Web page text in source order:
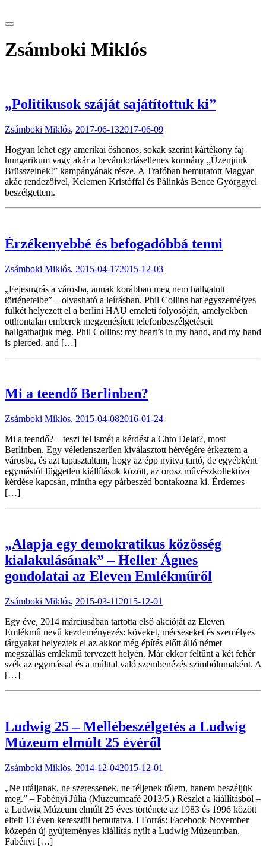
Zsámboki Miklós
„Politikusok száját sajátítottuk ki”
Zsámboki Miklós, 2017-06-132017-06-09
Hogyan lehet egy amerikai őshonos, sokak szerint kártékony faj
hungarikum vagy akár a bevándorlásellenes kormány „Üzenjünk
Brüsszelnek!” kampányának része. A Trafóban bemutatott Magyar
akác rendezőivel, Kelemen Kristóffal és Pálinkás Bence Györggyel
beszélgettem.
Érzékenyebbé és befogadóbbá tenni
Zsámboki Miklós, 2015-04-172015-12-03
„Fejesugrás a városba, annak korábban meg nem hallgatott
történeteibe” – olvasható a leírásban. Phil Collins hat egyszemélyes
fülkét helyezett el a berlini HAU emeleti folyosóján, amelyekben
otthontalan emberek megzenésített telefonbeszélgetéseit
hallgathatjuk meg. Phil Collins: my heart’s in my hand, and my hand
is pierced, and […]
Mi a teendő Berlinben?
Zsámboki Miklós, 2015-04-082016-01-24
Mi a teendő? – teszi fel ismét a kérdést a Chto Delat?, most
Berlinben. Egy véletlenszerűen kiválasztott hétvégére érkeztem a
városba, és azt tapasztaltam, hogy az épp nyitva tartó, de egyébként
egymástól független kiállítások között, az orosz művészkollektíva
kérdése kapcsán, mintha egy párbeszéd bontakozna ki. Érdemes
[…]
„Alapja egy demokratikus közösség
kialakulásának” – Heller Ágnes
gondolatai az Eleven Emlékműről
Zsámboki Miklós, 2015-03-11 2015-12-01
Egy éve, 2014 márciusában tartotta első akcióját az Eleven
Emlékmű nevű kezdeményezés: köveket, mécseseket és személyes
tárgyakat helyeztek el az akkor még építés előtt álló német
megszállás emlékmű tervezett helyén. Már ekkor feltűnt a két fehér
szék az egymással és a múlttal való szembenézés szimbólumaként. A
[…]
Ludwig 25 – Mellébeszélgetés a Ludwig
Múzeum elmúlt 25 évéről
Zsámboki Miklós, 2014-12-042015-12-01
„Ne utáljanak, ne szeressenek, ne féljenek tőlem, hanem beszéljük
meg.” – Fabényi Júlia (Múzeumcafé 2013/5.) Részlet a kiállításból –
a Ludwig Múzeum elmúlt 25 éves története az 1983 és 1996 között
eltelt 13 éven keresztül bemutatva. I Forrás: Facebook November
közepén új gyűjteményes kiállítás nyílt a Ludwig Múzeumban,
Fabényi […]